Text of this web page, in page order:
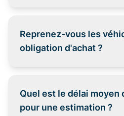
Reprenez-vous les
obligation d'achat ?
Quel est le délai moyen
pour une estimation ?